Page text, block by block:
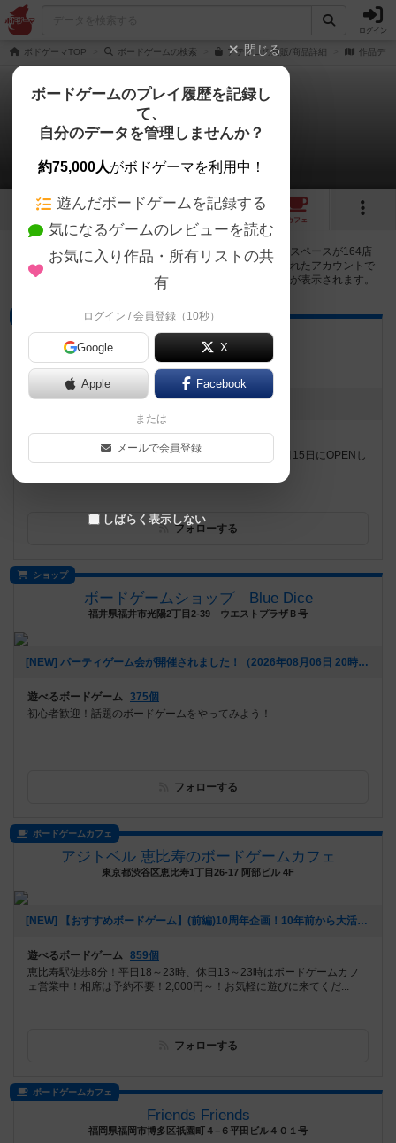
ログイン
ボドゲーマTOP ボードゲームの検索 アテッコの通販/商品詳細 作品デー
アテッコ
164店のカフェ/スペースが提供中
3 4 16
カフェ
アテッコで遊ぶことができるボードゲームカフェ・プレイスペースが164店
登録されています。公開プロフィールの都道府県が設定されたアカウントで
ログインすると、同じ都道府県内の店舗に絞り込むボタンが表示されます。
ボードゲームカフェ
みーぷるらんど
岐阜県瑞穂市稲里544-1-3
遊べるボードゲーム
岐阜県瑞穂市にBoard Game Cafe みーぷるらんど 6月15日にOPENし
フォローする
ショップ
ボードゲームショップ Blue Dice
福井県福井市光陽2丁目2-39 ウエストプラザＢ号
[NEW] パーティゲーム会が開催されました！（2026年08月06日 20時08分）
遊べるボードゲーム 375個
初心者歓迎！話題のボードゲームをやってみよう！
フォローする
ボードゲームカフェ
アジトベル 恵比寿のボードゲームカフェ
東京都渋谷区恵比寿1丁目26-17 阿部ビル 4F
[NEW] 【おすすめボードゲーム】(前編)10周年企画！10年前から大活躍のボードゲーム【#163】をあげました（2026年08月06日 00時03分）
遊べるボードゲーム 859個
恵比寿駅徒歩8分！平日18～23時、休日13～23時はボードゲームカフ
ェ営業中！相席は予約不要！2,000円～！お気軽に遊びに来てくだ...
フォローする
ボードゲームカフェ
Friends Friends
福岡県福岡市博多区祇園町４−６平田ビル４０１号
閉じる
ボードゲームのプレイ履歴を記録し
て、
自分のデータを管理しませんか？
約75,000人がボドゲーマを利用中！
遊んだボードゲームを記録する
気になるゲームのレビューを読む
お気に入り作品・所有リストの共
有
ログイン / 会員登録（10秒）
Google X
Apple Facebook
または
メールで会員登録
しばらく表示しない